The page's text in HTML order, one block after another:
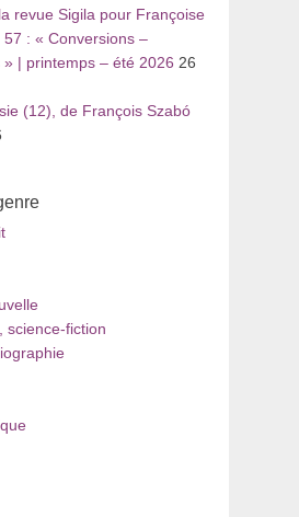
revue Sigila pour Françoise
57 : « Conversions –
| printemps – été 2026 26
(12), de François Szabó
science-fiction